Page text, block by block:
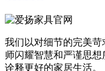
我们以对细节的完美
师闪耀智慧和严谨思想
诠释更好的家居生活。